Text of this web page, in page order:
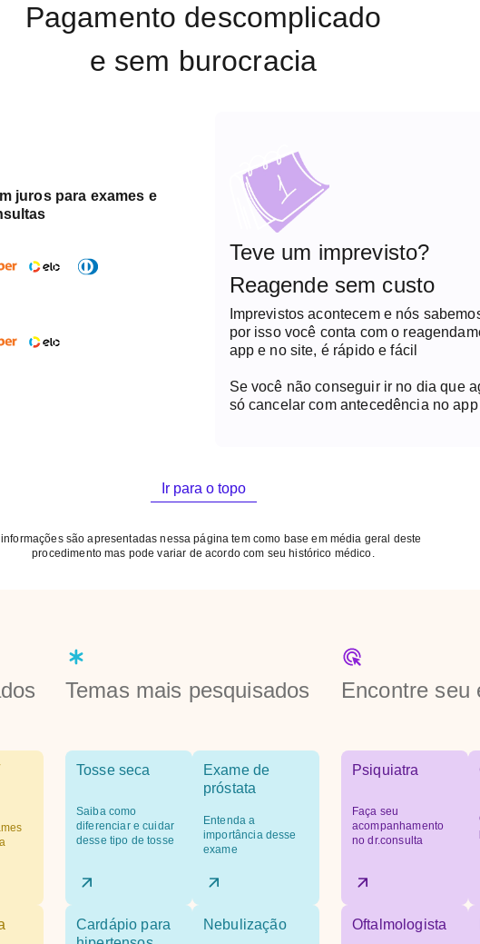
Pagamento descomplicado
e sem burocracia
juros para exames e
Teve um imprevisto?
Reagende sem custo
Imprevistos acontecem e nós
por isso você conta com o
app e no site, é rápido e fácil
Se você não conseguir ir no dia que
só cancelar com antecedência no
Ir para o topo
são apresentadas nessa página tem como base em média geral deste
procedimento mas pode variar de acordo com seu histórico médico.
Temas mais pesquisados
Tosse seca
Saiba como
diferenciar e cuidar
desse tipo de tosse
Exame de
próstata
Entenda a
importância desse
exame
Cardápio para
Nebulização
Encontre seu
Psiquiatra
Faça seu
acompanhamento
no dr.consulta
Oftalmologista